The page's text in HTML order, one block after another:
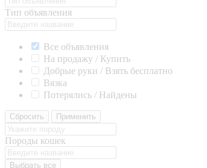
Тип объявления
Все объявления
На продажу / Купить
Добрые руки / Взять бесплатно
Вязка
Потерялись / Найдены
Сбросить Применить
Породы кошек
Выбрать все